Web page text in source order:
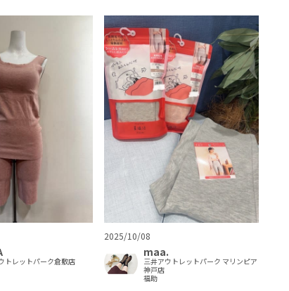
トレットパーク倉敷店
2025/10/08
maa.
三井アウトレットパーク マリンピア
神戸店
福助